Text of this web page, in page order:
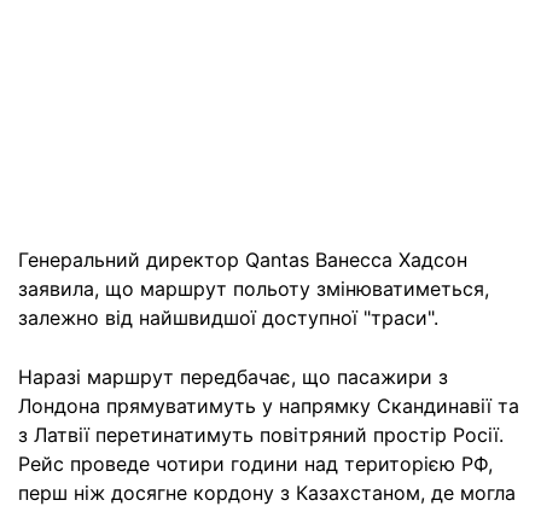
Генеральний директор Qantas Ванесса Хадсон
заявила, що маршрут польоту змінюватиметься,
залежно від найшвидшої доступної "траси".
Наразі маршрут передбачає, що пасажири з
Лондона прямуватимуть у напрямку Скандинавії та
з Латвії перетинатимуть повітряний простір Росії.
Рейс проведе чотири години над територією РФ,
перш ніж досягне кордону з Казахстаном, де могла